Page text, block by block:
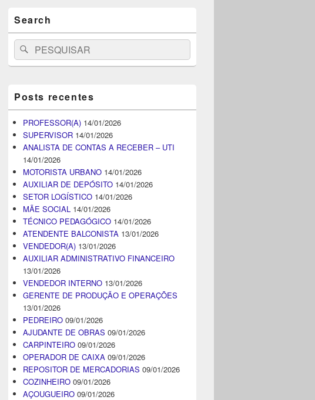
Search
Search
for:
Pesquisar
Posts recentes
PROFESSOR(A) 14/01/2026
SUPERVISOR 14/01/2026
ANALISTA DE CONTAS A RECEBER – UTI
14/01/2026
MOTORISTA URBANO 14/01/2026
AUXILIAR DE DEPÓSITO 14/01/2026
SETOR LOGÍSTICO 14/01/2026
MÃE SOCIAL 14/01/2026
TÉCNICO PEDAGÓGICO 14/01/2026
ATENDENTE BALCONISTA 13/01/2026
VENDEDOR(A) 13/01/2026
AUXILIAR ADMINISTRATIVO FINANCEIRO
13/01/2026
VENDEDOR INTERNO 13/01/2026
GERENTE DE PRODUÇÃO E OPERAÇÕES
13/01/2026
PEDREIRO 09/01/2026
AJUDANTE DE OBRAS 09/01/2026
CARPINTEIRO 09/01/2026
OPERADOR DE CAIXA 09/01/2026
REPOSITOR DE MERCADORIAS 09/01/2026
COZINHEIRO 09/01/2026
AÇOUGUEIRO 09/01/2026